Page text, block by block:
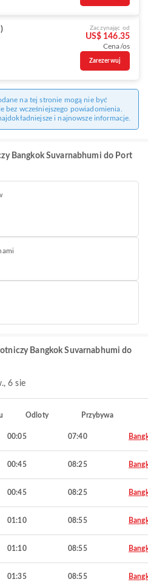
Zaczynając od
US$ 146.35
Cena/os
Zarezerwuj
na tej stronie mogą nie być
bez wcześniejszego powiadomienia.
i najnowsze informacje.
Bangkok Suvarnabhumi do Port
Bangkok Suvarnabhumi do
6 sie
Odloty Przybywa
00:05 07:40
00:45 08:25
00:45 08:25
01:10 08:55
01:10 08:55
01:35 08:55